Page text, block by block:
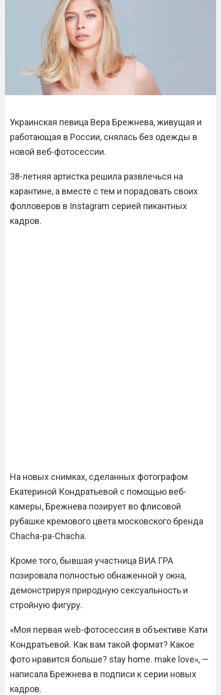
Украинская певица Вера Брежнева, живущая и
работающая в России, снялась без одежды в
новой веб-фотосессии.
38-летняя артистка решила развлечься на
карантине, а вместе с тем и порадовать своих
фолловеров в Instagram серией пикантных
кадров.
На новых снимках, сделанных фотографом
Екатериной Кондратьевой с помощью веб-
камеры, Брежнева позирует во флисовой
рубашке кремового цвета московского бренда
Chacha-pa-Chacha.
Кроме того, бывшая участница ВИА ГРА
позировала полностью обнаженной у окна,
демонстрируя природную сексуальность и
стройную фигуру.
«Моя первая web-фотосессия в объективе Кати
Кондратьевой. Как вам такой формат? Какое
фото нравится больше? stay home. make love», —
написала Брежнева в подписи к серии новых
кадров.